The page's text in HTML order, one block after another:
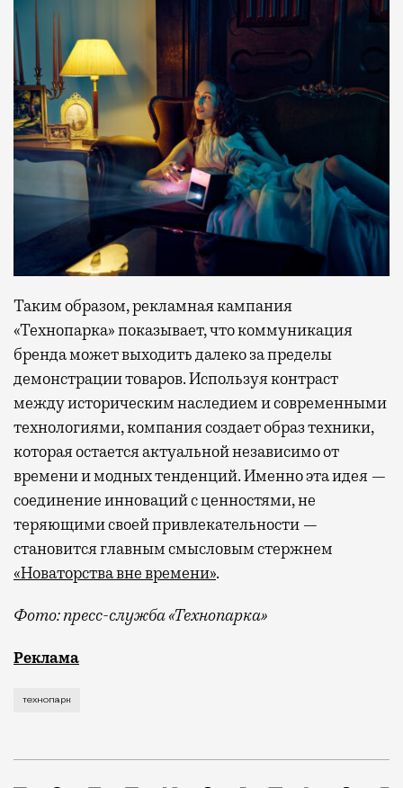
Таким образом, рекламная кампания
«Технопарка» показывает, что коммуникация
бренда может выходить далеко за пределы
демонстрации товаров. Используя контраст
между историческим наследием и современными
технологиями, компания создает образ техники,
которая остается актуальной независимо от
времени и модных тенденций. Именно эта идея —
соединение инноваций с ценностями, не
теряющими своей привлекательности —
становится главным смысловым стержнем
«Новаторства вне времени».
Фото: пресс-служба «Технопарка»
Рекламные кампании техники редко выходят за
Реклама
технопарк